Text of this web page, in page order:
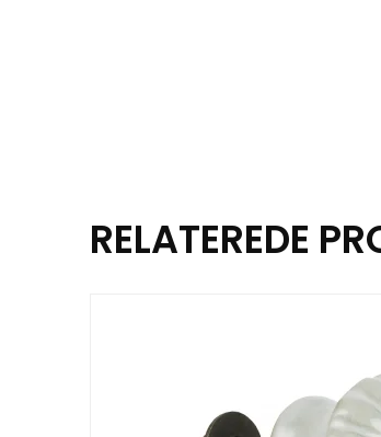
RELATEREDE